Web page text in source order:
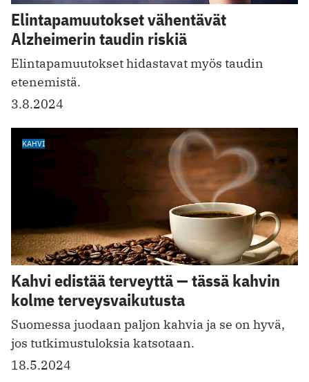
Elintapamuutokset vähentävät
Alzheimerin taudin riskiä
Elintapamuutokset hidastavat myös taudin
etenemistä.
3.8.2024
KAHVI
Kahvi edistää terveyttä — tässä kahvin
kolme terveysvaikutusta
Suomessa juodaan paljon kahvia ja se on hyvä,
jos tutkimustuloksia katsotaan.
18.5.2024